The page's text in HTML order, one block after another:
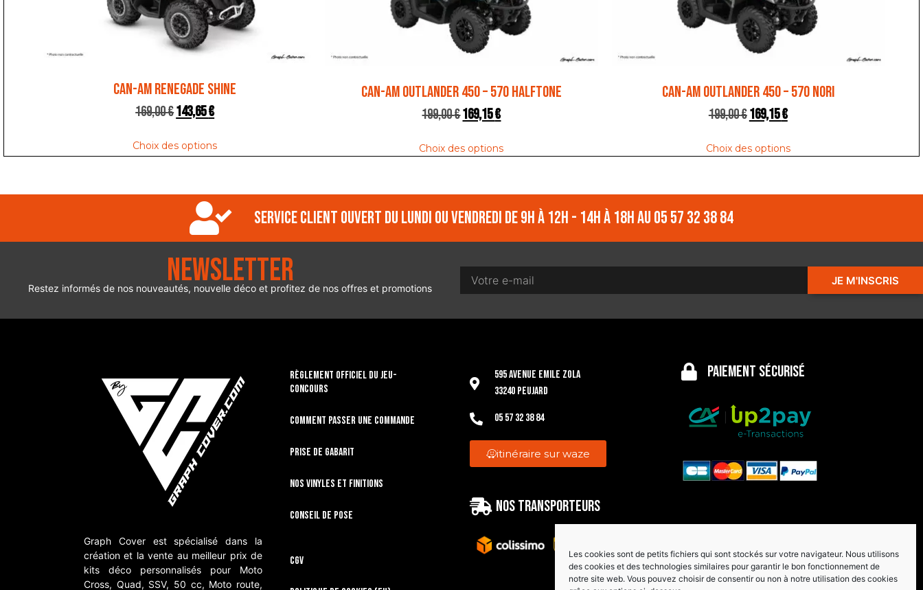
Les cookies sont de petits fichiers qui sont stockés sur votre navigateur. Nous utilisons
des cookies et des technologies similaires pour garantir le bon fonctionnement de
notre site web. Vous pouvez choisir de consentir ou non à notre utilisation des cookies
CAN-AM RENEGADE SHINE
169,00€143,65€
Choix des options
CAN-AM OUTLANDER 450 – 570 HALFTONE
199,00€169,15€
Choix des options
CAN-AM OUTLANDER 450 – 570 NORI
199,00€169,15€
Choix des options
Service client ouvert du lundi ou vendredi de 9h à 12h - 14h à 18h au 05 57 32 38 84
Newsletter
Restez informés de nos nouveautés, nouvelle déco et profitez de nos offres et promotions
JE M'INSCRIS
Graph Cover est spécialisé dans la
création et la vente au meilleur prix de
kits déco personnalisés pour Moto
Cross, Quad, SSV, 50 cc, Moto route,
RÈGLEMENT OFFICIEL DU JEU-
CONCOURS
Comment passer une commande
Prise de gabarit
Nos vinyles et finitions
Conseil de pose
CGV
595 Avenue Emile Zola
33240 Peujard
05 57 32 38 84
itinéraire sur waze
Nos transporteurs
Paiement sécurisé